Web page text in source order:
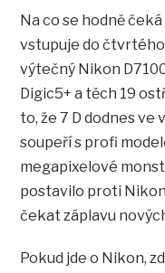
Na co se hodně
vstupuje do
výtečný Nikon
Digic5+ a těch 19
to, že 7 D dodnes
soupeří s profi
megapixelové
postavilo proti
čekat záplavu
Pokud jde o Nikon,